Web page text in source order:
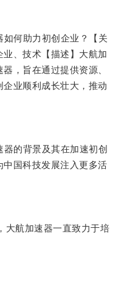
何助力初创企业？【关
、技术【描述】大航加
，旨在通过提供资源、
业顺利成长壮大，推动
的背景及其在加速初创
国科技发展注入更多活
航加速器一直致力于培